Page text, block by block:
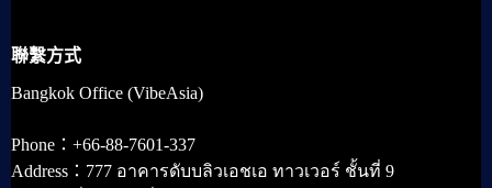
聯繫方式
Bangkok Office (VibeAsia)
Phone：+66-88-7601-337
Address：777 อาคารดับบลิวเอชเอ ทาวเวอร์ ชั้นที่ 9